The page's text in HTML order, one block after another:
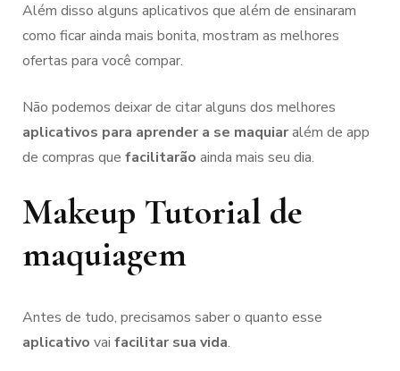
Além disso alguns aplicativos que além de ensinaram
como ficar ainda mais bonita, mostram as melhores
ofertas para você compar.
Não podemos deixar de citar alguns dos melhores
aplicativos para aprender a se maquiaralém de app
de compras que facilitarão ainda mais seu dia.
Makeup Tutorial de
maquiagem
Antes de tudo, precisamos saber o quanto esse
aplicativo vai facilitar sua vida.